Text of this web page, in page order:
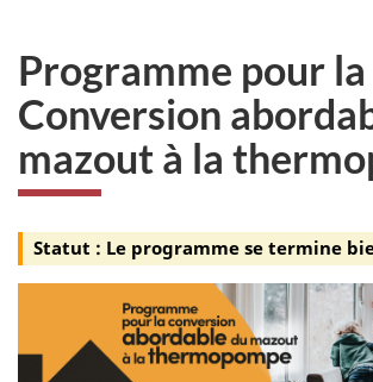
Programme pour la
Conversion
mazout à la
Statut : Le programme se termine